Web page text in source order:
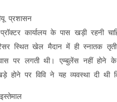
प्रशासन
कार्यालय के पास खड़ी रहनी
स्थित खेल मैदान में ही स्नातक
पर लगती थी। एम्बुलेंस नहीं
होने पर विवि ने यह व्यवस्था दी